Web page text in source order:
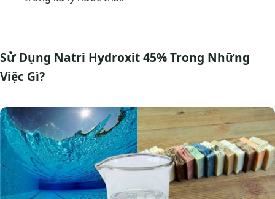
Sử Dụng Natri Hydroxit 45% Trong Những
Việc Gì?